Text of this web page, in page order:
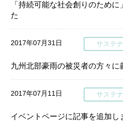
「持続可能な社会創りのため
た
2017年07月31日 サステ
九州北部豪雨の被災者の方々に
2017年07月11日 サステ
イベントページに記事を追加し